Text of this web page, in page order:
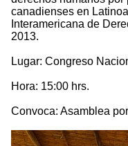
canadienses en
Interamericana de
2013.
Lugar: Congreso
Hora: 15:00 hrs.
Convoca: Asamblea